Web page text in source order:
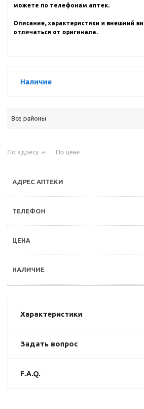
можете по телефонам аптек.
Описание, характеристики и внешний
отличаться от оригинала.
Наличие
Все районы
По адресу По цене
Характеристики
Задать вопрос
F.A.Q.